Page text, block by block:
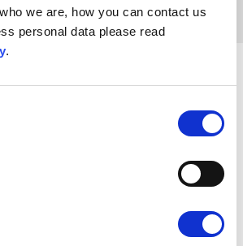
we are, how you can contact us
personal data please read
.